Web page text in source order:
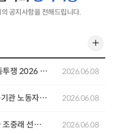
공지사항을 전해드립니다.
[공지] 궤도 공동투쟁 2026 기념행사 개최 2026.06.08
[공지] 지방공공기관 노동자 공동투쟁 결의대회 개최 2026.06.08
[공지] 교통학자 조중래 선생 4주기 추념 좌담회 개최 2026.06.08